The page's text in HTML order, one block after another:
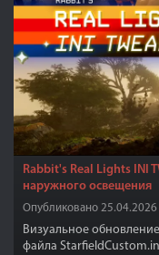
Rabbit's Real Lights INI
наружного освещения
Опубликовано 25.04.2026
Визуальное
файла